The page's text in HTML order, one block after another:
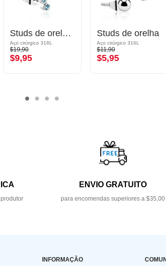
Studs de orelha com pedras de cristal
Aço cirúrgico 316L
$19,90
$9,95
Studs de orelha
Aço cirúrgico 316L
$11,90
$5,95
ENVIO GRATUITO
para encomendas superiores a $35,00
INFORMAÇÃO